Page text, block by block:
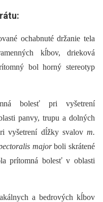
ochabnuté držanie tela
kĺbov, drieková
bol horný stereotyp
bolesť pri vyšetrení
panvy, trupu a dolných
vyšetrení dĺžky svalov m.
majorboli skrátené
prítomná bolesť v oblasti
a bedrových kĺbov